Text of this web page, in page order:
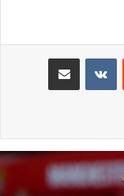
مشاركة عبر البريد